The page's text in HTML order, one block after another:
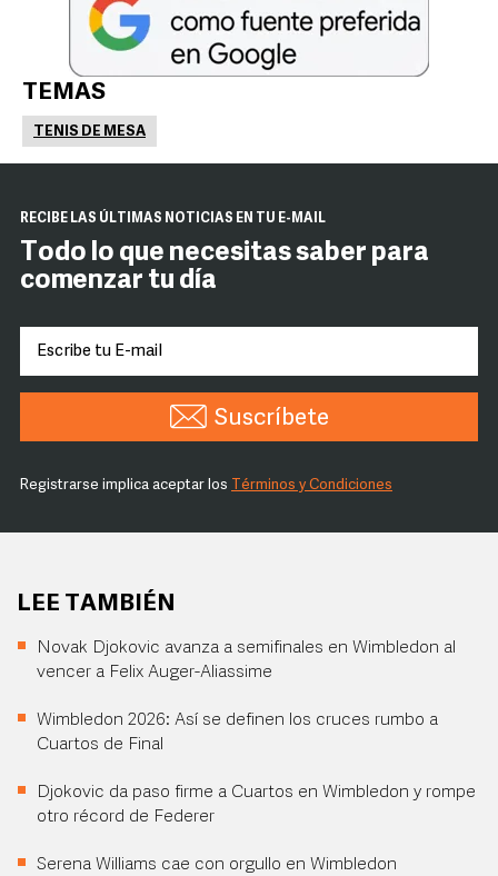
TEMAS
TENIS DE MESA
RECIBE LAS ÚLTIMAS NOTICIAS EN TU E-MAIL
Todo lo que necesitas saber para
comenzar tu día
Suscríbete
Registrarse implica aceptar los Términos y Condiciones
LEE TAMBIÉN
Novak Djokovic avanza a semifinales en Wimbledon al
vencer a Felix Auger-Aliassime
Wimbledon 2026: Así se definen los cruces rumbo a
Cuartos de Final
Djokovic da paso firme a Cuartos en Wimbledon y rompe
otro récord de Federer
Serena Williams cae con orgullo en Wimbledon